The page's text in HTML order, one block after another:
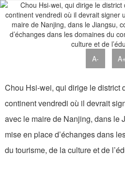
A- A+
Chou Hsi-wei, qui dirige le district
continent vendredi où il devrait
avec le maire de Nanjing, dans le
mise en place d’échanges dans
du tourisme, de la culture et de